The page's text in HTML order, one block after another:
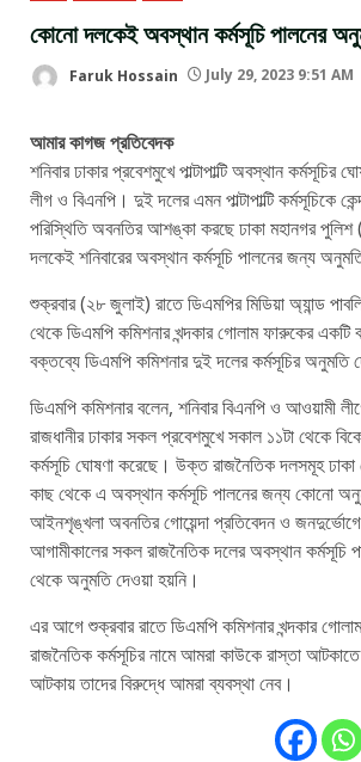
কোনো দলকেই অবস্থান কর্মসূচি পালনের
Faruk Hossain July 29, 2023 9:51 AM
আমার কাগজ প্রতিবেদক
শনিবার ঢাকার প্রবেশমুখে পাল্টাপাল্টি অবস্থান কর্মসূচির
লীগ ও বিএনপি। দুই দলের এমন পাল্টাপাল্টি কর্মসূচিকে
পরিস্থিতি অবনতির আশঙ্কা করছে ঢাকা মহানগর
দলকেই শনিবারের অবস্থান কর্মসূচি পালনের জন্য
শুক্রবার (২৮ জুলাই) রাতে ডিএমপির মিডিয়া অ্যান্ড
থেকে ডিএমপি কমিশনার খন্দকার গোলাম ফারুকের
বক্তব্যে ডিএমপি কমিশনার দুই দলের কর্মসূচির অনুমতি
ডিএমপি কমিশনার বলেন, শনিবার বিএনপি ও আওয়ামী
রাজধানীর ঢাকার সকল প্রবেশমুখে সকাল ১১টা থেকে
কর্মসূচি ঘোষণা করেছে। উক্ত রাজনৈতিক দলসমূহ ঢাকা
কাছ থেকে এ অবস্থান কর্মসূচি পালনের জন্য কোনো
আইনশৃঙ্খলা অবনতির গোয়েন্দা প্রতিবেদন ও
আগামীকালের সকল রাজনৈতিক দলের অবস্থান কর্মসূচি
থেকে অনুমতি দেওয়া হয়নি।
এর আগে শুক্রবার রাতে ডিএমপি কমিশনার খন্দকার
রাজনৈতিক কর্মসূচির নামে আমরা কাউকে রাস্তা
আটকায় তাদের বিরুদ্ধে আমরা ব্যবস্থা নেব।